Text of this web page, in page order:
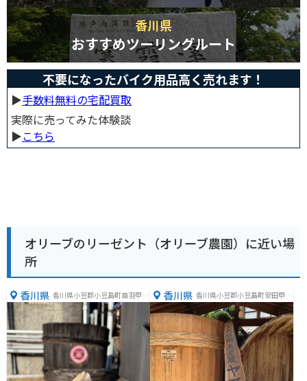
香川県
おすすめツーリングルート
不要になったバイク用品高く売れます！
▶︎手数料無料の宅配買取
実際に売ってみた体験談
▶︎こちら
オリーブのリーゼント（オリーブ農園）に近い場
所
香川県 香川県小豆郡小豆島町苗羽甲１
８５０
香川県 香川県小豆郡小豆島町安田甲１
６０７